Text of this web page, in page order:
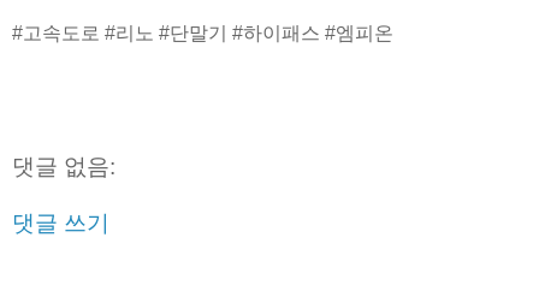
#고속도로 #리노 #단말기 #하이패스 #엠피온
댓글 없음:
댓글 쓰기